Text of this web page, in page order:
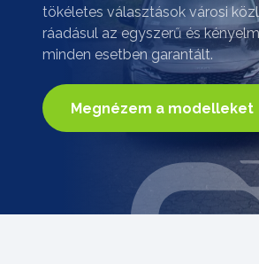
tökéletes választások városi
ráadásul az egyszerű és
minden esetben garantált.
Megnézem a modelleket